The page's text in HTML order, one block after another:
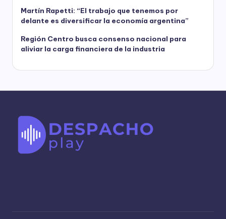
Martín Rapetti: “El trabajo que tenemos por
delante es diversificar la economía argentina”
Región Centro busca consenso nacional para
aliviar la carga financiera de la industria